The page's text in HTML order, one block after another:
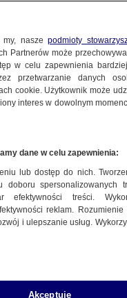
my, naszepodmioty
Partnerów może
w celu zapewnienia
przetwarzanie danych
cookie. Użytkownik może
interes w dowolnym
dane w celu zapewnienia:
lub dostęp do nich.
doboru spersonalizowanych
efektywności treści.
reklam.
i ulepszanie usług.
Akceptuję